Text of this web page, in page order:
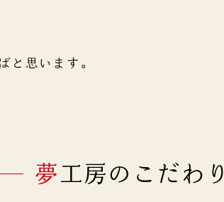
と思います。
夢工房のこだわり